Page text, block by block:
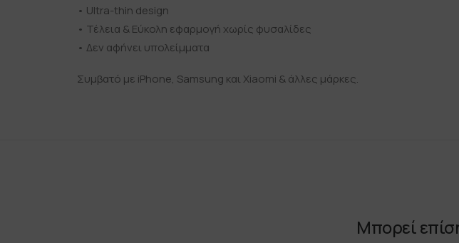
• Ultra-thin design
• Τέλεια & Εύκολη εφαρμογή χωρίς φυσαλίδες
• Δεν αφήνει υπολείμματα
Συμβατό με iPhone, Samsung και Xiaomi & άλλες μάρκες.
Μπορεί